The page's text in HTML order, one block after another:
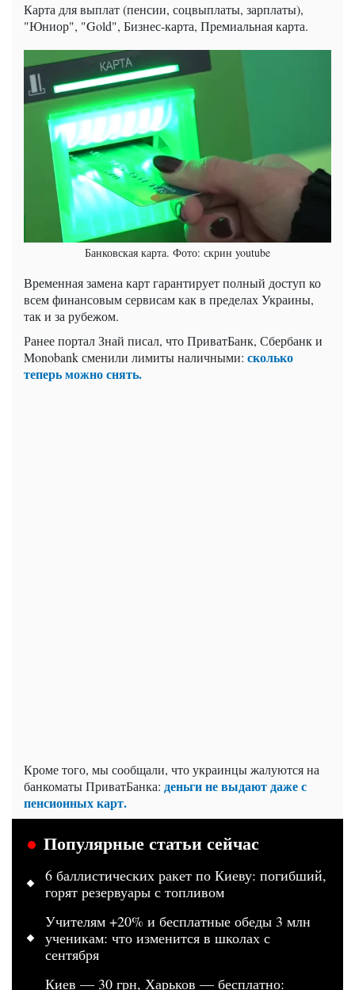
Карта для выплат (пенсии, соцвыплаты, зарплаты),
"Юниор", "Gold", Бизнес-карта, Премиальная карта.
Банковская карта. Фото: скрин youtube
Временная замена карт гарантирует полный доступ ко
всем финансовым сервисам как в пределах Украины,
так и за рубежом.
Ранее портал Знай писал, что ПриватБанк, Сбербанк и
Monobank сменили лимиты наличными: сколько
теперь можно снять.
Кроме того, мы сообщали, что украинцы жалуются на
банкоматы ПриватБанка: деньги не выдают даже с
пенсионных карт.
Популярные статьи сейчас
6 баллистических ракет по Киеву: погибший,
горят резервуары с топливом
Учителям +20% и бесплатные обеды 3 млн
ученикам: что изменится в школах с
сентября
Киев — 30 грн, Харьков — бесплатно: